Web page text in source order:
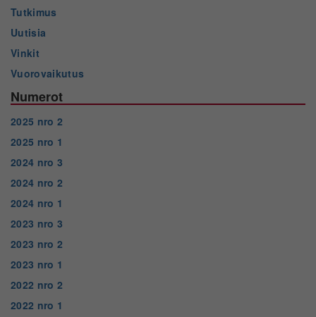
Tutkimus
Uutisia
Vinkit
Vuorovaikutus
Numerot
2025 nro 2
2025 nro 1
2024 nro 3
2024 nro 2
2024 nro 1
2023 nro 3
2023 nro 2
2023 nro 1
2022 nro 2
2022 nro 1